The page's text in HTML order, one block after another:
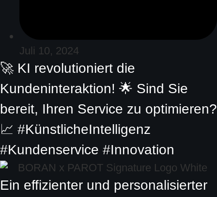
Juli 10, 2024
🚀 KI revolutioniert die
Kundeninteraktion! 🌟 Sind Sie
bereit, Ihren Service zu optimieren?
📈 #KünstlicheIntelligenz
#Kundenservice #Innovation
Ein effizienter und personalisierter